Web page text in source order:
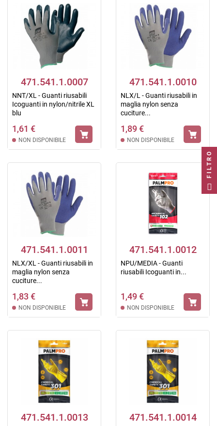
471.541.1.0007
NNT/XL - Guanti riusabili
Icoguanti in nylon/nitrile XL
blu
1,61 €
NON DISPONIBILE
471.541.1.0010
NLX/L - Guanti riusabili in
maglia nylon senza
cuciture...
1,89 €
NON DISPONIBILE
471.541.1.0011
NLX/XL - Guanti riusabili in
maglia nylon senza
cuciture...
1,83 €
NON DISPONIBILE
471.541.1.0012
NPU/MEDIA - Guanti
riusabili Icoguanti in...
1,49 €
NON DISPONIBILE
471.541.1.0013 471.541.1.0014
FILTRO